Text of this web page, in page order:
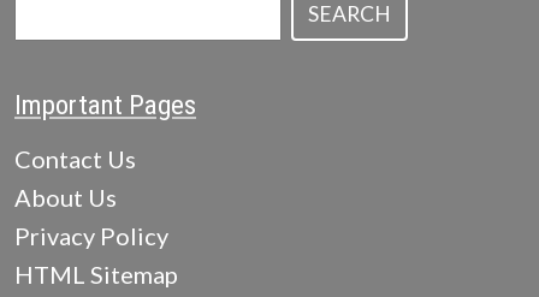
SEARCH
Important Pages
Contact Us
About Us
Privacy Policy
HTML Sitemap